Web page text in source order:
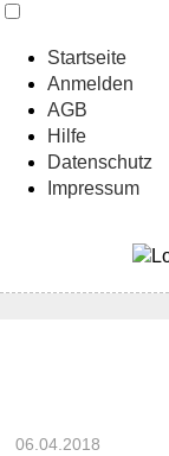
Startseite
Anmelden
AGB
Hilfe
Datenschutz
Impressum
06.04.2018